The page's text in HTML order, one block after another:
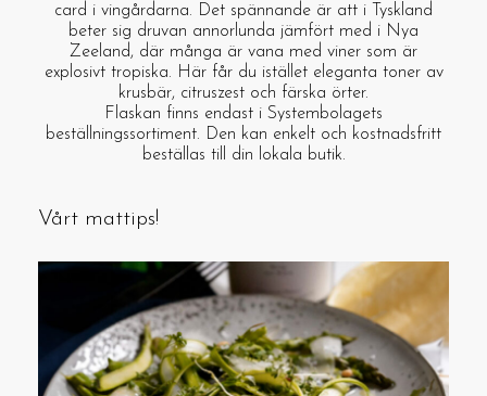
Vårt mattips!
card i vingårdarna. Det spännande är att i Tyskland
beter sig druvan annorlunda jämfört med i Nya
Zeeland, där många är vana med viner som är
explosivt tropiska. Här får du istället eleganta toner av
krusbär, citruszest och färska örter.
Flaskan finns endast i Systembolagets
beställningssortiment. Den kan enkelt och kostnadsfritt
beställas till din lokala butik.